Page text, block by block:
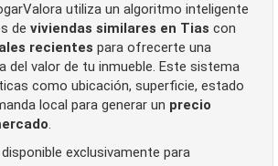
de viviendas similares en Tias con
recientes para ofrecerte una
del valor de tu inmueble. Este sistema
como ubicación, superficie, estado
local para generar un precio
.
disponible exclusivamente para